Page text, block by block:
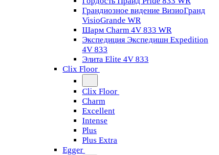
Грандиозное видение ВизиоГранд
VisioGrande WR
Шарм Charm 4V 833 WR
Экспедиция Экспедишн Expedition
4V 833
Элита Elite 4V 833
Clix Floor
Clix Floor
Charm
Excellent
Intense
Plus
Plus Extra
Egger